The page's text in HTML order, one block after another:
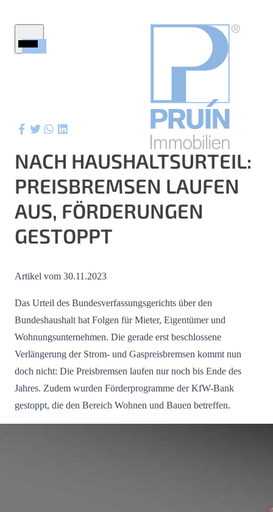
Service
Wertermittlung
Aktuelles
Referenzen
Kontakt
NACH HAUSHALTSURTEIL:
PREISBREMSEN LAUFEN
AUS, FÖRDERUNGEN
GESTOPPT
Artikel vom 30.11.2023
Das Urteil des Bundesverfassungsgerichts über den
Bundeshaushalt hat Folgen für Mieter, Eigentümer und
Wohnungsunternehmen. Die gerade erst beschlossene
Verlängerung der Strom- und Gaspreisbremsen kommt nun
doch nicht: Die Preisbremsen laufen nur noch bis Ende des
Jahres. Zudem wurden Förderprogramme der KfW-Bank
gestoppt, die den Bereich Wohnen und Bauen betreffen.